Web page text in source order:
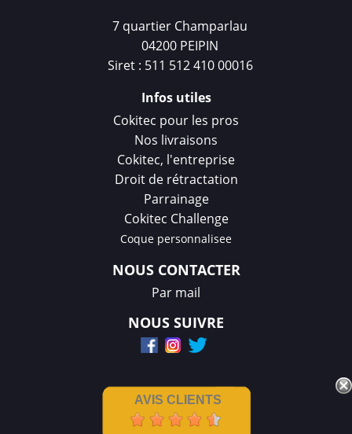
7 quartier Champarlau
04200 PEIPIN
Siret : 511 512 410 00016
Infos utiles
Cokitec pour les pros
Nos livraisons
Cokitec, l'entreprise
Droit de rétractation
Parrainage
Cokitec Challenge
Coque personnalisee
NOUS CONTACTER
Par mail
NOUS SUIVRE
AVIS CLIENTS